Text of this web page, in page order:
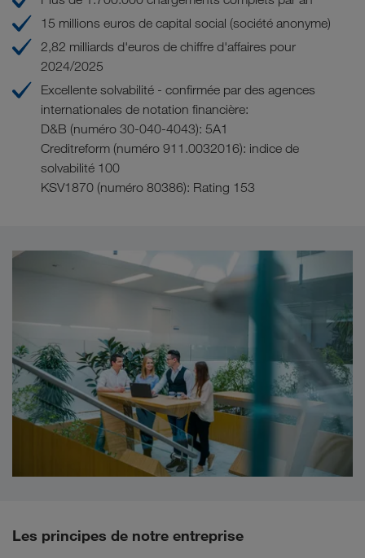
15 millions euros de capital social (société anonyme)
2,82 milliards d'euros de chiffre d'affaires pour
2024/2025
Excellente solvabilité - confirmée par des agences
internationales de notation financière:
D&B (numéro 30-040-4043): 5A1
Creditreform (numéro 911.0032016): indice de
solvabilité 100
KSV1870 (numéro 80386): Rating 153
Les principes de notre entreprise